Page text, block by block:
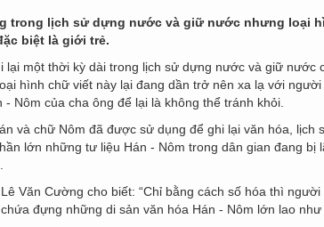
trong lịch sử dựng nước và giữ nước nhưng loại
biệt là giới trẻ.
lại một thời kỳ dài trong lịch sử dựng nước và giữ nước
hình chữ viết này lại đang dần trở nên xa lạ với
Nôm của cha ông để lại là không thể tránh khỏi.
và chữ Nôm đã được sử dụng để ghi lại văn hóa, lịch
lớn những tư liệu Hán - Nôm trong dân gian đang bị
Văn Cường cho biết: “Chỉ bằng cách số hóa thì
đựng những di sản văn hóa Hán - Nôm lớn lao như